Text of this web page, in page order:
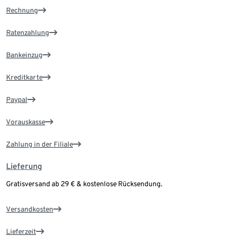
Rechnung
Ratenzahlung
Bankeinzug
Kreditkarte
Paypal
Vorauskasse
Zahlung in der Filiale
Lieferung
Gratisversand ab 29 € & kostenlose Rücksendung.
Versandkosten
Lieferzeit